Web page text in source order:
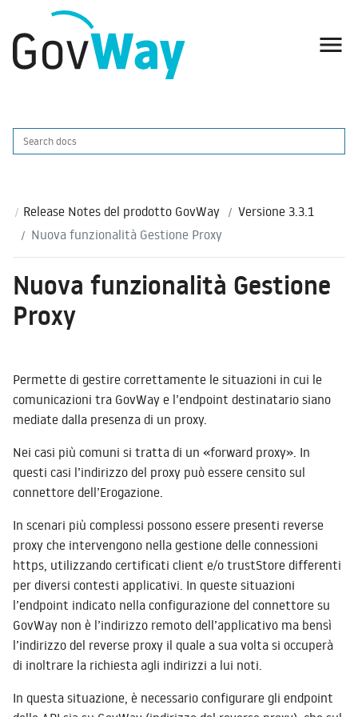

Release Notes del prodotto GovWay
Versione 3.3.1
Nuova funzionalità Gestione Proxy
Nuova funzionalità Gestione
Proxy
Permette di gestire correttamente le situazioni in cui le
comunicazioni tra GovWay e l’endpoint destinatario siano
mediate dalla presenza di un proxy.
Nei casi più comuni si tratta di un «forward proxy». In
questi casi l’indirizzo del proxy può essere censito sul
connettore dell’Erogazione.
In scenari più complessi possono essere presenti reverse
proxy che intervengono nella gestione delle connessioni
https, utilizzando certificati client e/o trustStore differenti
per diversi contesti applicativi. In queste situazioni
l’endpoint indicato nella configurazione del connettore su
GovWay non è l’indirizzo remoto dell’applicativo ma bensì
l’indirizzo del reverse proxy il quale a sua volta si occuperà
di inoltrare la richiesta agli indirizzi a lui noti.
In questa situazione, è necessario configurare gli endpoint